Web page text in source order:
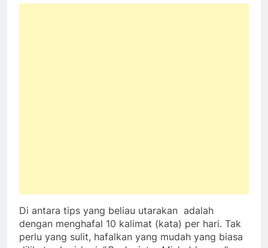
Di antara tips yang beliau utarakan adalah
dengan menghafal 10 kalimat (kata) per hari. Tak
perlu yang sulit, hafalkan yang mudah yang biasa